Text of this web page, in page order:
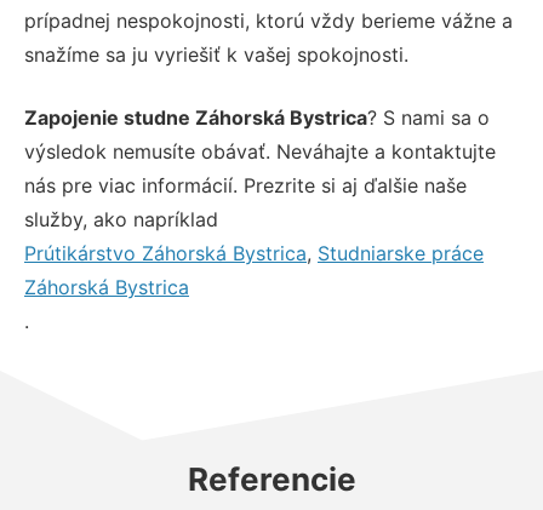
prípadnej nespokojnosti, ktorú vždy berieme vážne a
snažíme sa ju vyriešiť k vašej spokojnosti.
Zapojenie studne Záhorská Bystrica? S nami sa o
výsledok nemusíte obávať. Neváhajte a kontaktujte
nás pre viac informácií. Prezrite si aj ďalšie naše
služby, ako napríklad
Prútikárstvo Záhorská Bystrica, Studniarske práce
Záhorská Bystrica
.
Referencie